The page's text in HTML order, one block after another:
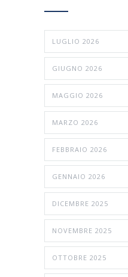
LUGLIO 2026
GIUGNO 2026
MAGGIO 2026
MARZO 2026
FEBBRAIO 2026
GENNAIO 2026
DICEMBRE 2025
NOVEMBRE 2025
OTTOBRE 2025